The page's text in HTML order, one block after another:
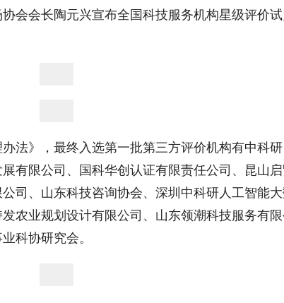
会会长陶元兴宣布全国科技服务机构星级评价
法》，最终入选第一批第三方评价机构有中科
有限公司、国科华创认证有限责任公司、昆山
司、山东科技咨询协会、深圳中科研人工智能
农业规划设计有限公司、山东领潮科技服务有限
科协研究会。